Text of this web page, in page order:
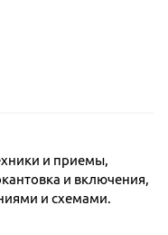
и приемы,
и включения,
и схемами.